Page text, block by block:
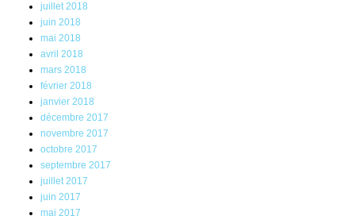
juillet 2018
juin 2018
mai 2018
avril 2018
mars 2018
février 2018
janvier 2018
décembre 2017
novembre 2017
octobre 2017
septembre 2017
juillet 2017
juin 2017
mai 2017